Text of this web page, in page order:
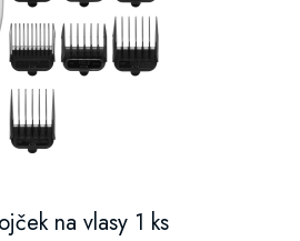
na vlasy 1 ks